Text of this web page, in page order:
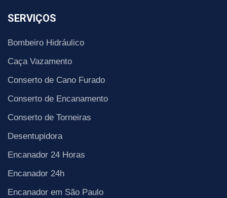
SERVIÇOS
Bombeiro Hidráulico
Caça Vazamento
Conserto de Cano Furado
Conserto de Encanamento
Conserto de Torneiras
Desentupidora
Encanador 24 Horas
Encanador 24h
Encanador em São Paulo